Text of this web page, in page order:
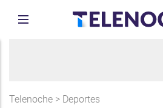
Telenoche > Deportes